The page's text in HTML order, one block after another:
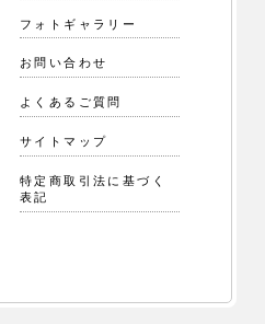
フォトギャラリー
お問い合わせ
よくあるご質問
サイトマップ
特定商取引法に基づく
表記